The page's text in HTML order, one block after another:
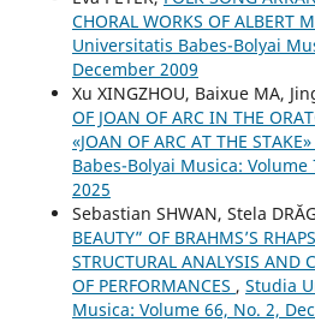
CHORAL WORKS OF ALBERT
Universitatis Babes-Bolyai
December 2009
Xu XINGZHOU, Baixue MA,
OF JOAN OF ARC IN THE
«JOAN OF ARC AT THE STAKE»
Babes-Bolyai Musica:
2025
Sebastian SHWAN, Stela
BEAUTY” OF BRAHMS’S
STRUCTURAL ANALYSIS AND
OF PERFORMANCES , Studia
Musica: Volume 66, No. 2,